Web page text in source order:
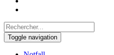
Toggle navigation